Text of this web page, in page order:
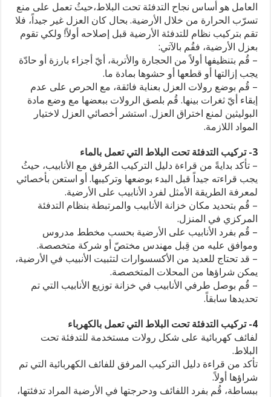
العامل هو أساس نجاح التدفئة تحت البلاط،حيثُ تعمل على منع
تسرّب الحرارة من خلال الأرضية. بحال كان العزل غير جيداً، فلا
تقم بتركيب نظام للتدفئة الأرضية قبل إصلاحه أولاً! ولكي تقوم
بعزل الأرضية، فقُم بالآتي:
– قُم بتنظيفها أولاً من الحجارة والأتربة، أيّ أجزاء بارزة أو حادّة
يجب إزالتها أو قطعها أو حشوها بمادة ما.
– قُم بوضع رولات العزل بعناية فائقة، مع الحرص على عدم
إبقاء أيّ ثغرات بينها. قُم بلصق الرولات ببعضها مع وضع مادة
البوليثين لمنع اختراق العزل. استشر أخصائي العزل لاختيار
المواد اللازمة.
3- تركيب التدفئة تحت البلاط التي تعمل بالماء
– تأكد بدايةً من قراءة دليل التركيب المُرفق مع الأنابيب، حيثُ
يجب قراءته جيداً قبل البدء بوضعها وتركيبها. أو استعن بأخصائي
لمعرفة الطريقة الأمثل لفرد الأنابيب على الأرضية.
– قُم بتحديد مكان خزانة الأنابيب والمرتبطة بنظام التدفئة
المركزي في المنزل.
– قُم بفرد الأنابيب على الأرضية بحسب مخطط مدروس
وموافق عليه من قِبل مهندس مختصّ أو شركة متخصصة.
– قد تحتاج للعديد من الأكسسوارات لتثبيت الأنبيب في الأرضية،
يمكن شراؤها من المحلات المتخصصة.
– قُم بوصل طرفي الأنابيب في خزانة توزيع الأنابيب التي تم
تحديدها سابقاً.
4- تركيب التدفئة تحت البلاط التي تعمل بالكهرباء
لفائف كهربائية على شكل رولات مستخدمة للتدفئة تحت
البلاط.
تأكد من قراءة دليل التركيب المرفق للفائف الكهربائية التي تم
شراؤها أولاً.
ببساطة، قُم بفرد اللفائف ودحرجتها في الأرضية المراد تدفئتها،